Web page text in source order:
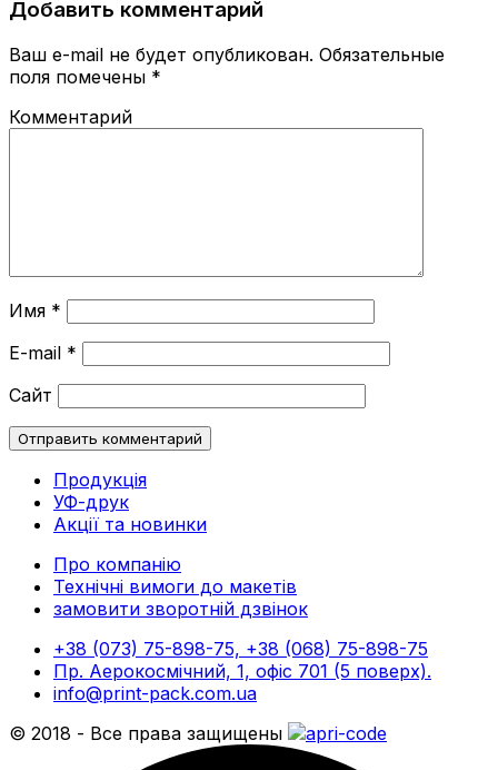
Добавить комментарий
Ваш e-mail не будет опубликован. Обязательные
поля помечены *
Комментарий
Имя *
E-mail *
Сайт
Продукція
УФ-друк
Акції та новинки
Про компанію
Технічні вимоги до макетів
замовити зворотній дзвінок
+38 (073) 75-898-75, +38 (068) 75-898-75
Пр. Аерокосмічний, 1, офіс 701 (5 поверх).
info@print-pack.com.ua
© 2018 - Все права защищены